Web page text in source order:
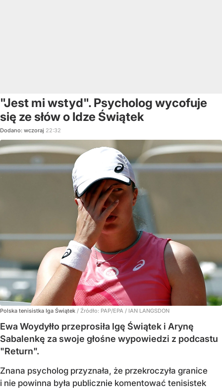
"Jest mi wstyd". Psycholog wycofuje
się ze słów o Idze Świątek
Dodano: wczoraj 22:32
Polska tenisistka Iga Świątek / Źródło: PAP/EPA / IAN LANGSDON
Ewa Woydyłło przeprosiła Igę Świątek i Arynę
Sabalenkę za swoje głośne wypowiedzi z podcastu
"Return".
Znana psycholog przyznała, że przekroczyła granice
i nie powinna była publicznie komentować tenisistek